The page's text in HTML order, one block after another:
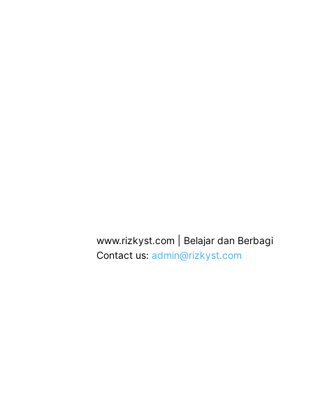
www.rizkyst.com | Belajar dan Berbagi
Contact us: admin@rizkyst.com